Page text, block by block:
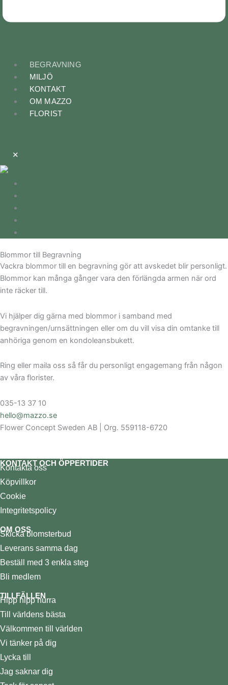
BEGRAVNING
MILJÖ
KONTAKT
OM MAZZO
FLORIST
✕
Blommor till Begravning
Vackra blommor till en begravning gör att avskedet blir personligt.
Blommor kan många gånger vara den förlängda armen när ord
inte räcker till.
Vi hjälper dig gärna med blommor i samband med
begravningen/urnsättningen eller om du vill visa din omtanke till
anhöriga genom en kondoleansbukett.
Ring eller maila oss så får du personligt engagemang från någon
av våra florister.
035-13 37 10
hello@mazzo.se
Flower Concept Sweden AB | Org. 559118-6720
KONTAKT OCH ÖPPERTIDER
Kontakta oss
Köpvillkor
Cookie
Integritetspolicy
OM OSS
Skicka blomsterbud
Leverans samma dag
Beställ med 3 enkla steg
Bli medlem
TILLFÄLLEN
Hipp hipp hurra
Till världens bästa
Välkommen till världen
Vi tänker på dig
Lycka till
Jag saknar dig